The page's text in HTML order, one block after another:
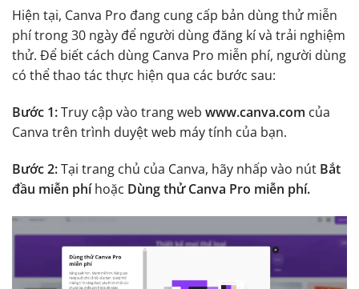
Hiện tại, Canva Pro đang cung cấp bản dùng thử miễn
phí trong 30 ngày để người dùng đăng kí và trải nghiệm
thử. Để biết cách dùng Canva Pro miễn phí, người dùng
có thể thao tác thực hiện qua các bước sau:
Bước 1:Truy cập vào trang web www.canva.com của
Canva trên trình duyệt web máy tính của bạn.
Bước 2:Tại trang chủ của Canva, hãy nhấp vào nút Bắt
đầu miễn phíhoặc Dùng thử Canva Pro miễn phí.